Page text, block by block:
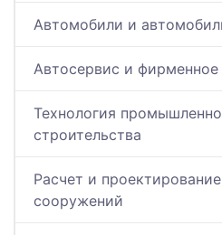
Автомобили и
Автосервис и
Технология
строительства
Расчет и
сооружений